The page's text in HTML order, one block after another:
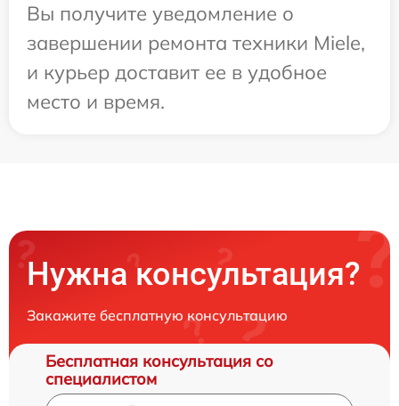
Вы получите уведомление о
завершении ремонта техники Miele,
и курьер доставит ее в удобное
место и время.
Нужна консультация?
Закажите бесплатную консультацию
Бесплатная консультация со
специалистом